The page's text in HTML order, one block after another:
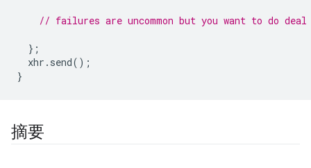
// failures are uncommon but you want to do deal
};
xhr . send();
}
摘要